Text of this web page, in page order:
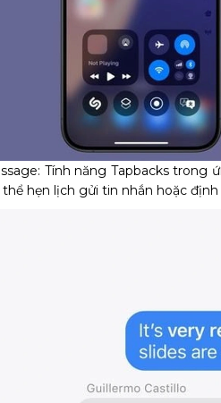
Tính năng Tapbacks
hẹn lịch gửi tin nhắn hoặc